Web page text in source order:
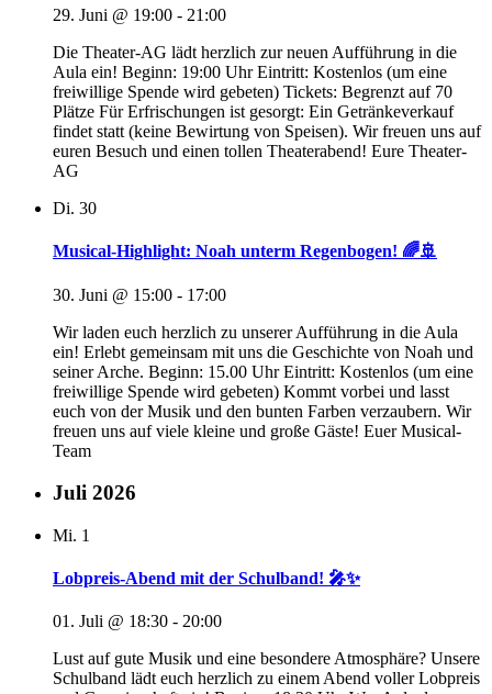
29. Juni @ 19:00 - 21:00
Die Theater-AG lädt herzlich zur neuen Aufführung in die
Aula ein! Beginn: 19:00 Uhr Eintritt: Kostenlos (um eine
freiwillige Spende wird gebeten) Tickets: Begrenzt auf 70
Plätze Für Erfrischungen ist gesorgt: Ein Getränkeverkauf
findet statt (keine Bewirtung von Speisen). Wir freuen uns auf
euren Besuch und einen tollen Theaterabend! Eure Theater-
AG
Di. 30
Musical-Highlight: Noah unterm Regenbogen! 🌈🚢
30. Juni @ 15:00 - 17:00
Wir laden euch herzlich zu unserer Aufführung in die Aula
ein! Erlebt gemeinsam mit uns die Geschichte von Noah und
seiner Arche. Beginn: 15.00 Uhr Eintritt: Kostenlos (um eine
freiwillige Spende wird gebeten) Kommt vorbei und lasst
euch von der Musik und den bunten Farben verzaubern. Wir
freuen uns auf viele kleine und große Gäste! Euer Musical-
Team
Juli 2026
Mi. 1
Lobpreis-Abend mit der Schulband! 🎤✨
01. Juli @ 18:30 - 20:00
Lust auf gute Musik und eine besondere Atmosphäre? Unsere
Schulband lädt euch herzlich zu einem Abend voller Lobpreis